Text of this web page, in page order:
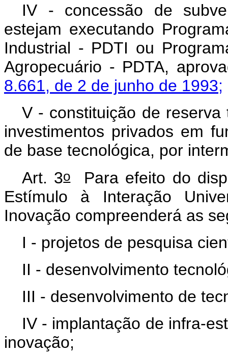
IV - concessão de
estejam executando
Industrial - PDTI ou
Agropecuário - PDTA,
8.661, de 2 de junho de 1993;
V - constituição de
investimentos privados em
de base tecnológica, por
Art. 3oPara efeito do
Estímulo à Interação
Inovação compreenderá as
I - projetos de pesquisa
II - desenvolvimento
III - desenvolvimento de
IV - implantação de infra-
inovação;